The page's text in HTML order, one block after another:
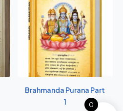
Brahmanda Purana Part
1
0